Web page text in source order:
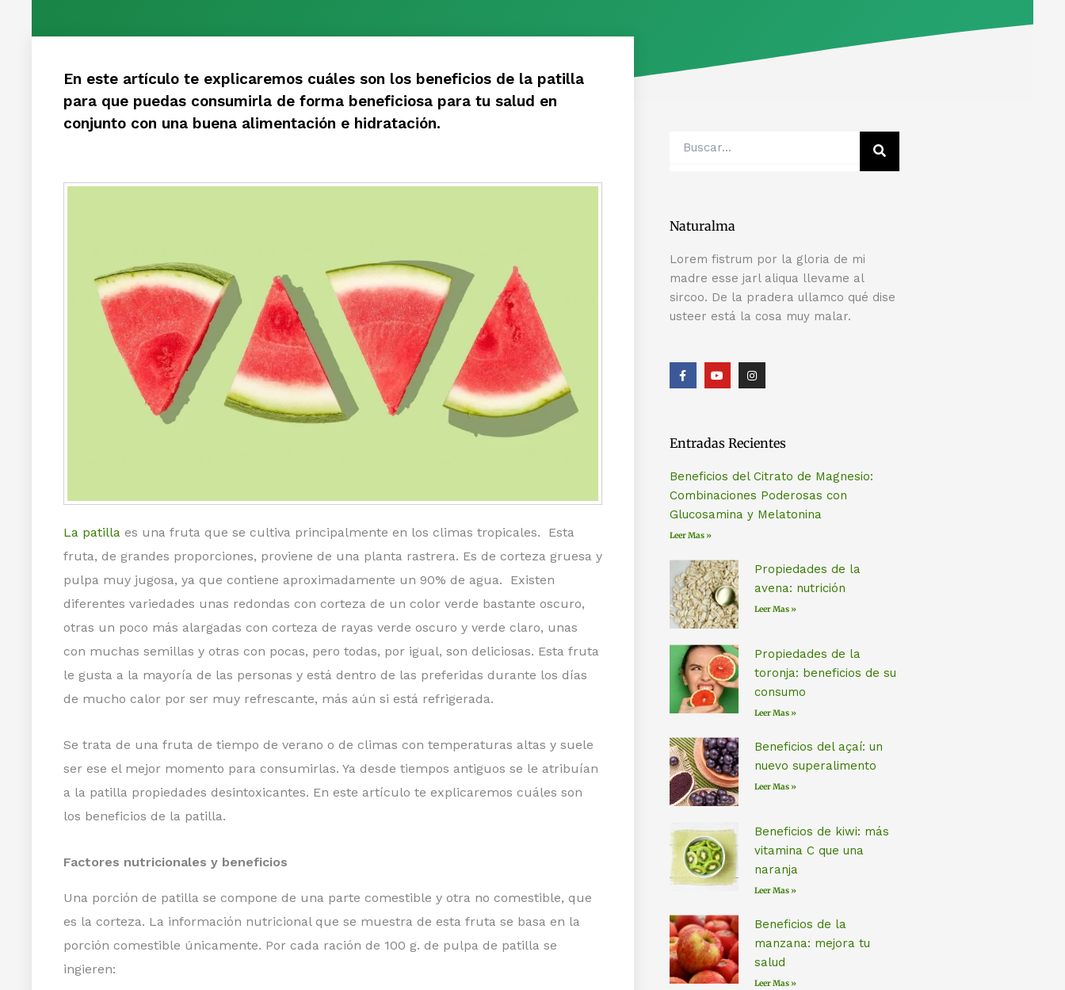
En este artículo te explicaremos cuáles son los beneficios de la patilla
para que puedas consumirla de forma beneficiosa para tu salud en
conjunto con una buena alimentación e hidratación.
La patilla es una fruta que se cultiva principalmente en los climas tropicales. Esta
fruta, de grandes proporciones, proviene de una planta rastrera. Es de corteza gruesa y
pulpa muy jugosa, ya que contiene aproximadamente un 90% de agua. Existen
diferentes variedades unas redondas con corteza de un color verde bastante oscuro,
otras un poco más alargadas con corteza de rayas verde oscuro y verde claro, unas
con muchas semillas y otras con pocas, pero todas, por igual, son deliciosas. Esta fruta
le gusta a la mayoría de las personas y está dentro de las preferidas durante los días
de mucho calor por ser muy refrescante, más aún si está refrigerada.
Se trata de una fruta de tiempo de verano o de climas con temperaturas altas y suele
ser ese el mejor momento para consumirlas. Ya desde tiempos antiguos se le atribuían
a la patilla propiedades desintoxicantes. En este artículo te explicaremos cuáles son
los beneficios de la patilla.
Factores nutricionales y beneficios
Una porción de patilla se compone de una parte comestible y otra no comestible, que
es la corteza. La información nutricional que se muestra de esta fruta se basa en la
porción comestible únicamente. Por cada ración de 100 g. de pulpa de patilla se
ingieren:
Naturalma
Lorem fistrum por la gloria de mi
madre esse jarl aliqua llevame al
sircoo. De la pradera ullamco qué dise
usteer está la cosa muy malar.
F
a
c
k
o
u
n
s
a
Entradas Recientes
Beneficios del Citrato de Magnesio:
Combinaciones Poderosas con
Glucosamina y Melatonina
Leer Mas »
Propiedades de la
avena: nutrición
Leer Mas »
Propiedades de la
toronja: beneficios de su
consumo
Leer Mas »
Beneficios del açaí: un
nuevo superalimento
Leer Mas »
Beneficios de kiwi: más
vitamina C que una
naranja
Leer Mas »
Beneficios de la
manzana: mejora tu
salud
Leer Mas »